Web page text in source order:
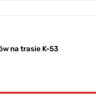
na trasie K-53